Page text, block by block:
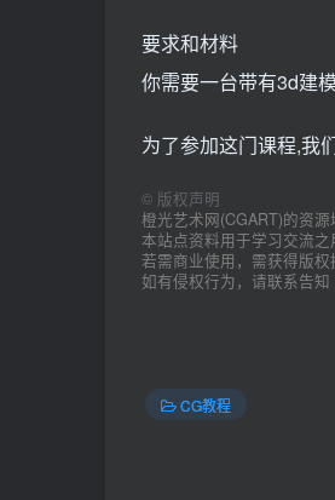
要求和材料
你需要一台带有3d建
为了参加这门课程,我
© 版权声明
橙光艺术网(CGART)的资
本站点资料用于学习交流之
若需商业使用，需获得版
如有侵权行为，请联系告知
CG教程